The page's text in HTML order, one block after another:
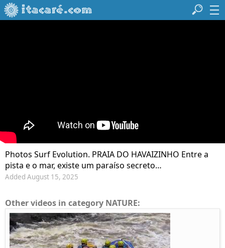
Photos Surf Evolution. PRAIA DO HAVAIZINHO Entre a
pista e o mar, existe um paraíso secreto…
Added August 15, 2025
Other videos in category NATURE: